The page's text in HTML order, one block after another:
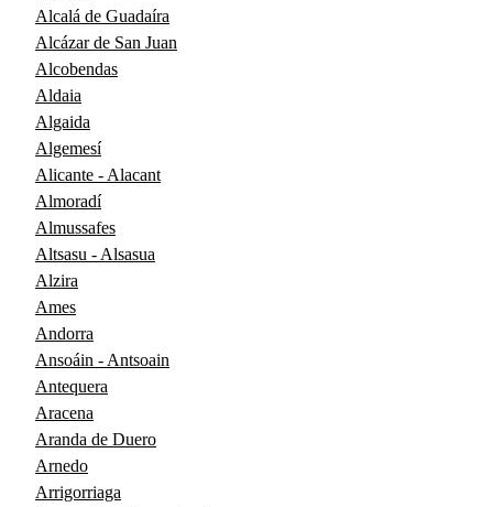
Alcalá de Guadaíra
Alcázar de San Juan
Alcobendas
Aldaia
Algaida
Algemesí
Alicante - Alacant
Almoradí
Almussafes
Altsasu - Alsasua
Alzira
Ames
Andorra
Ansoáin - Antsoain
Antequera
Aracena
Aranda de Duero
Arnedo
Arrigorriaga